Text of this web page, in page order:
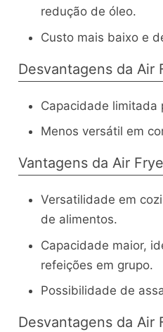
redução de óleo.
Custo mais baixo e
Desvantagens da Air
Capacidade limitada
Menos versátil em
Vantagens da Air
Versatilidade em
de alimentos.
Capacidade maior,
refeições em grupo.
Possibilidade de
Desvantagens da Air